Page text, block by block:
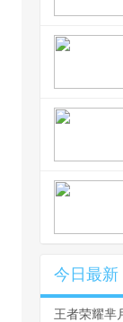
今日最新